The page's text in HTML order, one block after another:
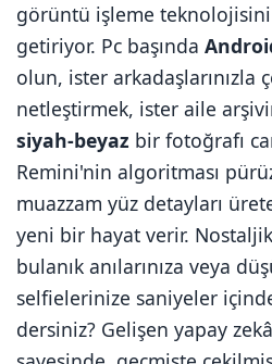
görüntü işleme
getiriyor. Pc başında
olun, ister arkadaşlarınızla
netleştirmek, ister aile
siyah-beyaz bir fotoğrafı
Remini'nin algoritması
muazzam yüz detayları
yeni bir hayat verir.
bulanık anılarınıza veya
selfielerinize saniyeler
dersiniz? Gelişen yapay